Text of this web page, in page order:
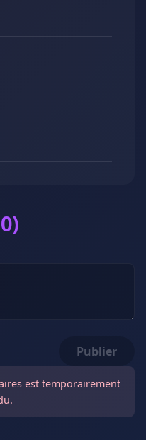
Publier
est temporairement